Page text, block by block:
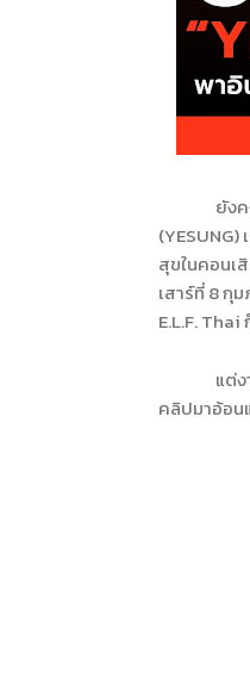
ยัง
(YESUNG)
สุขในคอนเ
เสาร์ที่ 8 กุ
E.L.F. Thai
แต่
คลิปมาอ้อ